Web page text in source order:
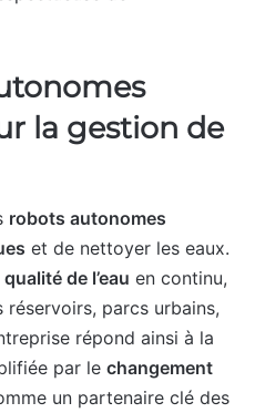
la gestion de
robots autonomes
et de nettoyer les eaux.
qualité de l’eau en continu,
réservoirs, parcs urbains,
répond ainsi à la
par le changement
un partenaire clé des